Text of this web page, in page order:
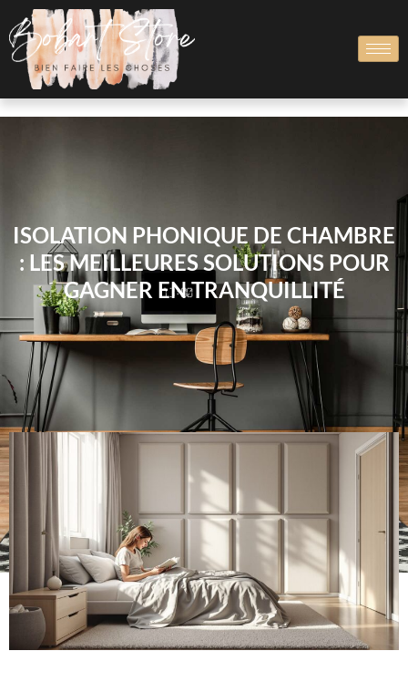
ISOLATION PHONIQUE DE CHAMBRE
: LES MEILLEURES SOLUTIONS POUR
GAGNER EN TRANQUILLITÉ